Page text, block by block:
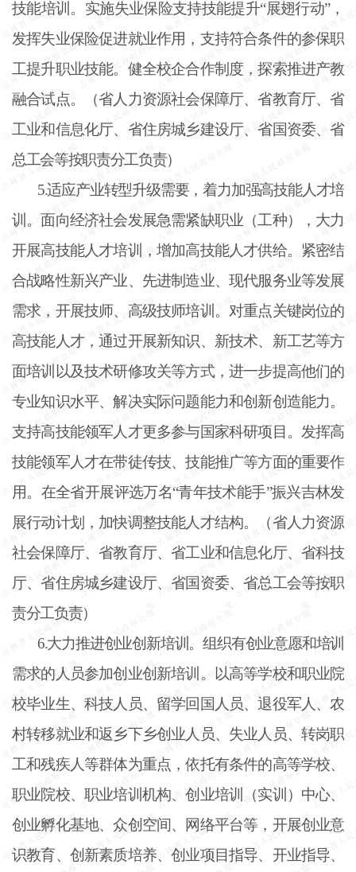
技能培训。实施失业保险支持技能提升“展翅行动”，
发挥失业保险促进就业作用，支持符合条件的参保职
工提升职业技能。健全校企合作制度，探索推进产教
融合试点。（省人力资源社会保障厅、省教育厅、省
工业和信息化厅、省住房城乡建设厅、省国资委、省
总工会等按职责分工负责）
5.适应产业转型升级需要，着力加强高技能人才培
训。面向经济社会发展急需紧缺职业（工种），大力
开展高技能人才培训，增加高技能人才供给。紧密结
合战略性新兴产业、先进制造业、现代服务业等发展
需求，开展技师、高级技师培训。对重点关键岗位的
高技能人才，通过开展新知识、新技术、新工艺等方
面培训以及技术研修攻关等方式，进一步提高他们的
专业知识水平、解决实际问题能力和创新创造能力。
支持高技能领军人才更多参与国家科研项目。发挥高
技能领军人才在带徒传技、技能推广等方面的重要作
用。在全省开展评选万名“青年技术能手”振兴吉林发
展行动计划，加快调整技能人才结构。（省人力资源
社会保障厅、省教育厅、省工业和信息化厅、省科技
厅、省住房城乡建设厅、省国资委、省总工会等按职
责分工负责）
6.大力推进创业创新培训。组织有创业意愿和培训
需求的人员参加创业创新培训。以高等学校和职业院
校毕业生、科技人员、留学回国人员、退役军人、农
村转移就业和返乡下乡创业人员、失业人员、转岗职
工和残疾人等群体为重点，依托有条件的高等学校、
职业院校、职业培训机构、创业培训（实训）中心、
创业孵化基地、众创空间、网络平台等，开展创业意
识教育、创新素质培养、创业项目指导、开业指导、